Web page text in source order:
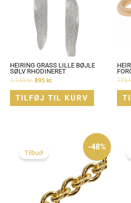
HEIRING GRASS LILLE BØJLE
SØLV RHODINERET
1.140kr. 895 kr.
TILFØJ TIL KURV
775
-48%
Tilbud!
pris
var:
375 kr..